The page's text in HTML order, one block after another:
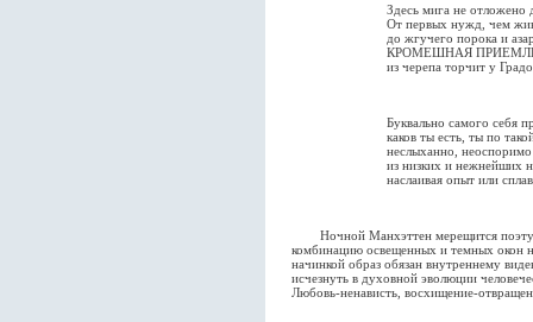
Здесь мига не отложено
От первых нужд, чем
до жгучего порока и
КРОМЕШНАЯ
из черепа торчит у
Буквально самого себя
каков ты есть, ты по
неслыханно,
из низких и нежнейших
наслаивая опыт или
Ночной Манхэттен мерещится
комбинацию освещенных и темных окон
начинкой образ обязан внутреннему
исчезнуть в духовной эволюции
Любовь-ненависть, восхищение-